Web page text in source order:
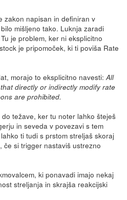
zakon napisan in definiran v
mišljeno tako. Luknja zaradi
je problem, ker ni eksplicitno
je pripomoček, ki ti poviša Rate
morajo to eksplicitno navesti:All
directly or indirectly modify rate
are prohibited.
težave, ker tu noter lahko šteješ
in seveda v povezavi s tem
ti tudi s prstom streljaš skoraj
če si trigger nastaviš ustrezno
ki ponavadi imajo nekaj
streljanja in skrajša reakcijski